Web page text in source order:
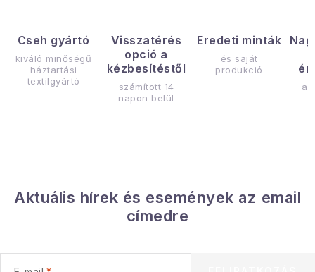
Cseh gyártó
kiváló minőségű
háztartási
textilgyártó
Visszatérés
opció a
kézbesítéstől
számított 14
napon belül
Eredeti minták
és saját
produkció
Aktuális hírek és események az email
címedre